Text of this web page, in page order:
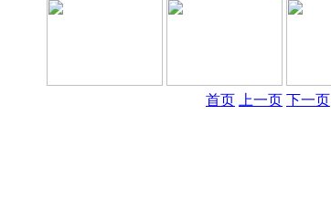
首页 上一页 下一页